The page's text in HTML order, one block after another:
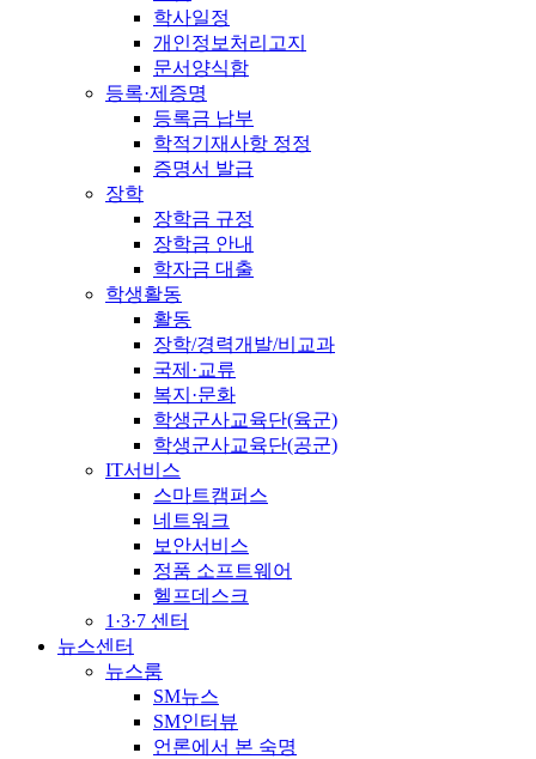
학사일정
개인정보처리고지
문서양식함
등록·제증명
등록금 납부
학적기재사항 정정
증명서 발급
장학
장학금 규정
장학금 안내
학자금 대출
학생활동
활동
장학/경력개발/비교과
국제·교류
복지·문화
학생군사교육단(육군)
학생군사교육단(공군)
IT서비스
스마트캠퍼스
네트워크
보안서비스
정품 소프트웨어
헬프데스크
1·3·7 센터
뉴스센터
뉴스룸
SM뉴스
SM인터뷰
언론에서 본 숙명